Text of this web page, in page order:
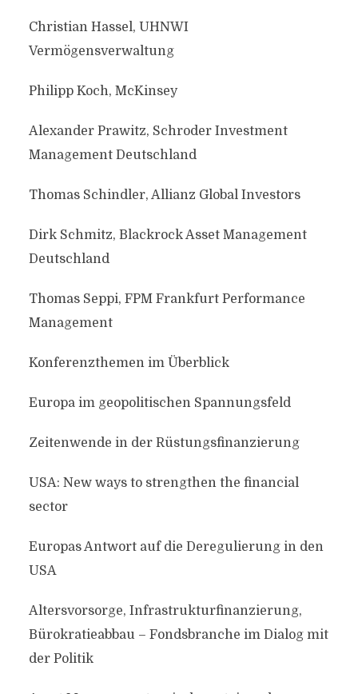
Christian Hassel, UHNWI
Vermögensverwaltung
Philipp Koch, McKinsey
Alexander Prawitz, Schroder Investment
Management Deutschland
Thomas Schindler, Allianz Global Investors
Dirk Schmitz, Blackrock Asset Management
Deutschland
Thomas Seppi, FPM Frankfurt Performance
Management
Konferenzthemen im Überblick
Europa im geopolitischen Spannungsfeld
Zeitenwende in der Rüstungsfinanzierung
USA: New ways to strengthen the financial
sector
Europas Antwort auf die Deregulierung in den
USA
Altersvorsorge, Infrastrukturfinanzierung,
Bürokratieabbau – Fondsbranche im Dialog mit
der Politik